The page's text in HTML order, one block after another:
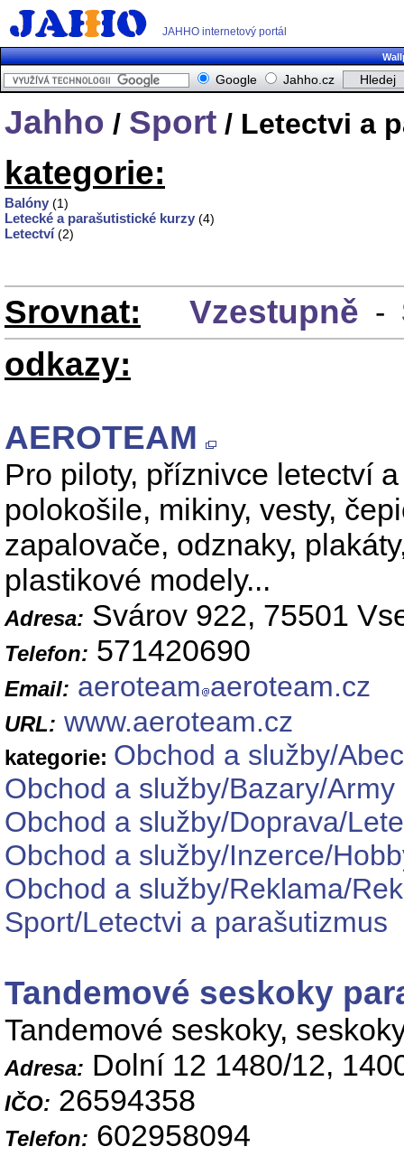
JAHHO internetový portál
Google Jahho.cz
Jahho / Sport / Letectvi a
kategorie:
Balóny (1)
Letecké a parašutistické kurzy (4)
Letectví (2)
Srovnat: Vzestupně -
odkazy:
AEROTEAM
Pro piloty, příznivce letectví
polokošile, mikiny, vesty,
zapalovače, odznaky,
plastikové modely...
Adresa: Svárov 922, 75501
Telefon: 571420690
Email: aeroteam aeroteam.cz
URL: www.aeroteam.cz
kategorie: Obchod a služby/
Obchod a služby/Bazary/Army
Obchod a služby/Doprava/
Obchod a služby/Inzerce/
Obchod a služby/Reklama/
Sport/Letectvi a parašutizmus
Tandemové seskoky
Tandemové seskoky,
Adresa: Dolní 12 1480/12,
IČO: 26594358
Telefon: 602958094